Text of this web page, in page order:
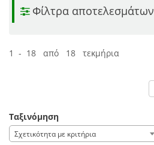
Φίλτρα αποτελεσμάτων
1 - 18 από 18 τεκμήρια
Ταξινόμηση
Σχετικότητα με κριτήρια